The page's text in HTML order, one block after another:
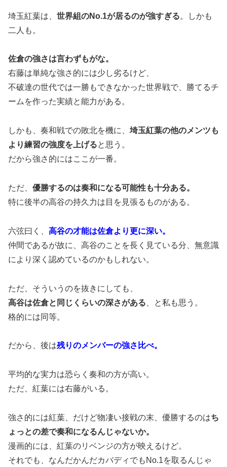
埼玉紅葉は、 世界組のNo.1が居るのが強すぎる。しかも
二人も。
佐倉の強さは言わずもがな。
右藤は単純な強さ的には少し劣るけど、
不破達の世代では一勝もできなかった世界戦で、勝てるチ
ームを作った実績と能力がある。
しかも、奏和戦での敗北を機に、 埼玉紅葉の他のメンツも
より練習の強度を上げると思う。
だから強さ的にはここが一番。
ただ、 優勝するのは奏和になる可能性も十分ある。
特に後半の高谷の持久力は目を見張るものがある。
六弦曰く、 高谷の才能は佐倉より更に深い。
仲間であるが故に、高谷のことを長く見ている分、無意識
により深く認めているのかもしれない。
ただ、そういうのを抜きにしても、
高谷は佐倉と同じくらいの深さがある 、と私も思う。
格的には同等。
だから、後は残りのメンバーの強さ比べ。
平均的な実力は恐らく奏和の方が高い。
ただ、紅葉には右藤がいる。
強さ的には紅葉、だけど物凄い接戦の末、優勝するのはち
ょっとの差で奏和になるんじゃないか。
漫画的には、紅葉のリベンジの方が映えるけど。
それでも、なんだかんだカバディでもNo.1を取るんじゃ